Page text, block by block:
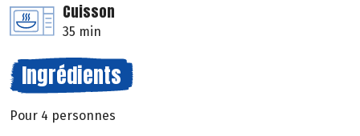
Cuisson
35 min
Ingrédients
Pour 4 personnes